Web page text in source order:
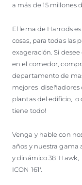
a más de 15 millones
El lema de Harrods
cosas, para todas las
exageración. Si
en el comedor,
departamento de
mejores diseñadores
plantas del edificio, o
tiene todo!
Venga y hable con
años y nuestra gama
y dinámico 38
ICON 161'.